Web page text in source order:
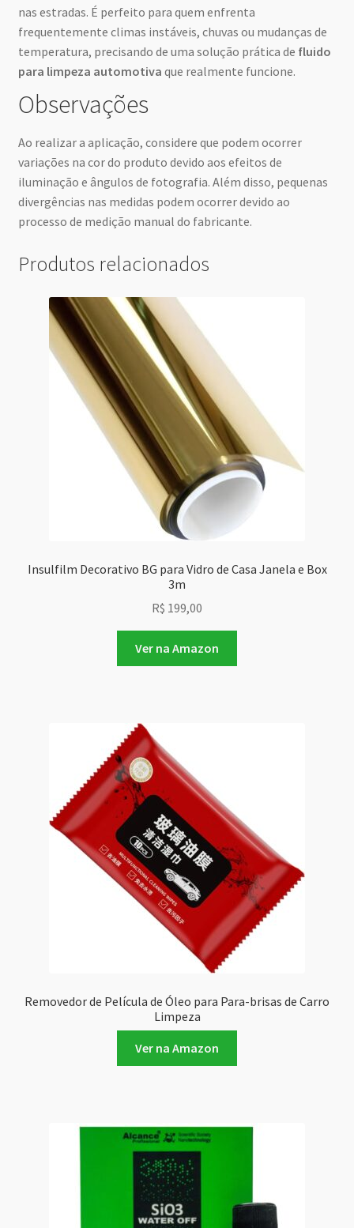
nas estradas. É perfeito para quem enfrenta
frequentemente climas instáveis, chuvas ou mudanças de
temperatura, precisando de uma solução prática de fluido
para limpeza automotiva que realmente funcione.
Observações
Ao realizar a aplicação, considere que podem ocorrer
variações na cor do produto devido aos efeitos de
iluminação e ângulos de fotografia. Além disso, pequenas
divergências nas medidas podem ocorrer devido ao
processo de medição manual do fabricante.
Produtos relacionados
Insulfilm Decorativo BG para Vidro de Casa Janela e Box
3m
R$ 199,00
Ver na Amazon
Removedor de Película de Óleo para Para-brisas de Carro
Limpeza
Ver na Amazon